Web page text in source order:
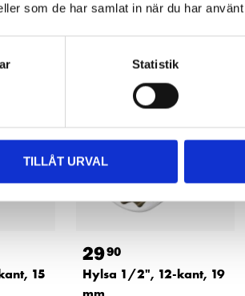
som de har samlat in när du har
Statistik
TILLÅT URVAL
köpte också
15
2990
Hylsa 1/2", 12-kant, 19